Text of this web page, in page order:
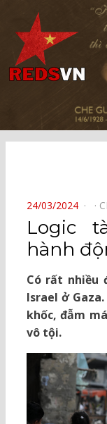
Kênh chia sẻ tri thức
POSTED
ON
24/03/2024
Logic
hành
Có rất nhiều
Israel ở
khốc, đẫm
vô tội.